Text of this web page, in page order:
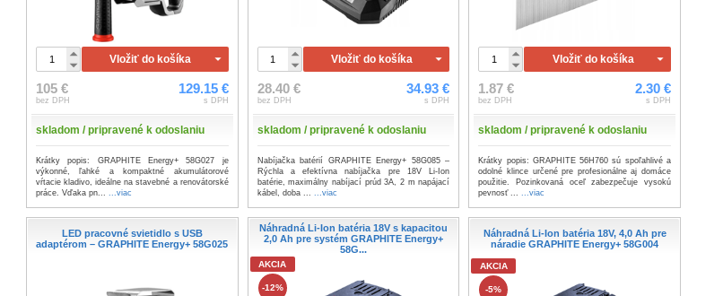
Vložiť do košíka
105 €
bez DPH
129.15 €
s DPH
skladom / pripravené k odoslaniu
Krátky popis: GRAPHITE Energy+ 58G027 je
výkonné, ľahké a kompaktné akumulátorové
vŕtacie kladivo, ideálne na stavebné a renovátorské
práce. Vďaka pn... ...viac
Vložiť do košíka
28.40 €
bez DPH
34.93 €
s DPH
skladom / pripravené k odoslaniu
Nabíjačka batérií GRAPHITE Energy+ 58G085 –
Rýchla a efektívna nabíjačka pre 18V Li-Ion
batérie, maximálny nabíjací prúd 3A, 2 m napájací
kábel, doba ... ...viac
Vložiť do košíka
1.87 €
bez DPH
2.30 €
s DPH
skladom / pripravené k odoslaniu
Krátky popis: GRAPHITE 56H760 sú spoľahlivé a
odolné klince určené pre profesionálne aj domáce
použitie. Pozinkovaná oceľ zabezpečuje vysokú
pevnosť ......viac
LED pracovné svietidlo s USB
adaptérom – GRAPHITE Energy+ 58G025
Náhradná Li-Ion batéria 18V s kapacitou
2,0 Ah pre systém GRAPHITE Energy+
58G...
AKCIA
-12%
Náhradná Li-Ion batéria 18V, 4,0 Ah pre
náradie GRAPHITE Energy+ 58G004
AKCIA
-5%